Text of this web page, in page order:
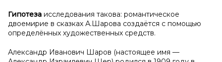
Гипотеза исследования такова: романтическое
двоемирие в сказках А.Шарова создаётся с помощью
определённых художественных средств.
Александр Иванович Шаров (настоящее имя —